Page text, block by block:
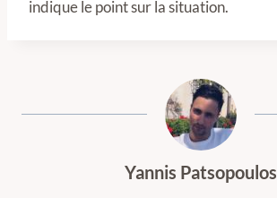
indique le point sur la situation.
Yannis Patsopoulos